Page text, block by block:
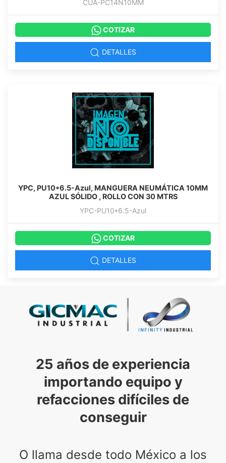
CUA-PC14N10MM
COTIZAR
DETALLES
YPC, PU10*6.5-Azul, MANGUERA NEUMÁTICA 10MM
AZUL SÓLIDO , ROLLO CON 30 MTRS
YPC-PU10*6.5-Azul
COTIZAR
DETALLES
25 años de experiencia
importando equipo y
refacciones difíciles de
conseguir
O llama desde todo México a los